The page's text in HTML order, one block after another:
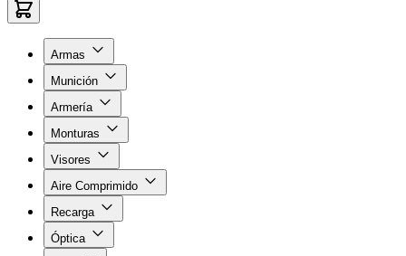
Armas
Munición
Armería
Monturas
Visores
Aire Comprimido
Recarga
Óptica